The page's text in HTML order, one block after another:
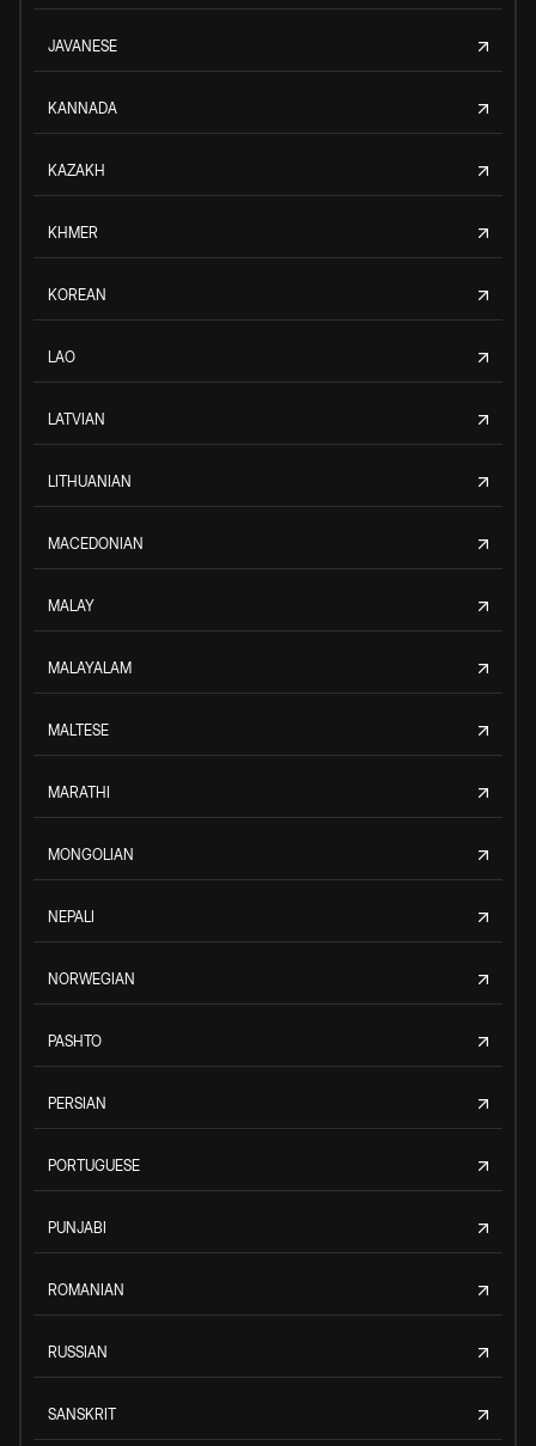
JAVANESE
KANNADA
KAZAKH
KHMER
KOREAN
LAO
LATVIAN
LITHUANIAN
MACEDONIAN
MALAY
MALAYALAM
MALTESE
MARATHI
MONGOLIAN
NEPALI
NORWEGIAN
PASHTO
PERSIAN
PORTUGUESE
PUNJABI
ROMANIAN
RUSSIAN
SANSKRIT